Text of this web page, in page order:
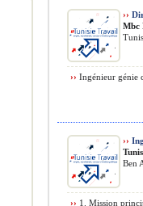
››
Mbc
›› Ingénieur génie
››
Ben
›› 1. Mission